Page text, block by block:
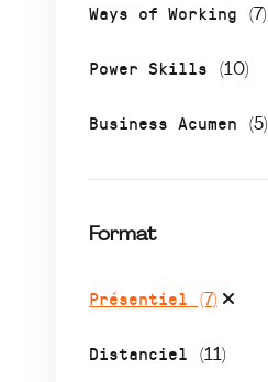
Ways of Working (7)
Power Skills (10)
Business Acumen (5)
Format
Présentiel (7)
Distanciel (11)